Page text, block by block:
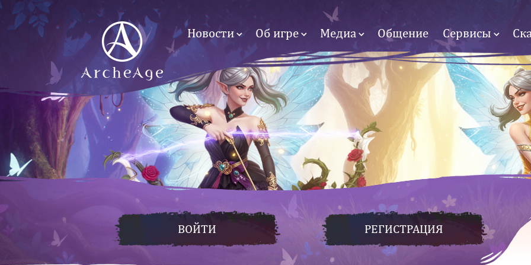
Новости Об игре Медиа Общение Сервисы
ВОЙТИ РЕГИСТРАЦИЯ